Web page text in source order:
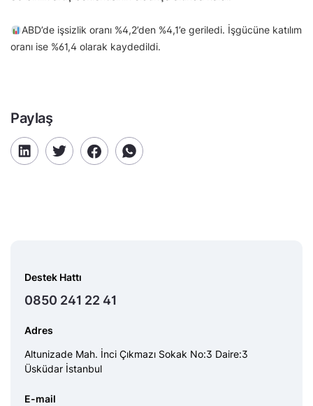
ABD’de işsizlik oranı %4,2’den %4,1’e geriledi. İşgücüne katılım
oranı ise %61,4 olarak kaydedildi.
Paylaş
Destek Hattı
0850 241 22 41
Adres
Altunizade Mah. İnci Çıkmazı Sokak No:3 Daire:3
Üsküdar İstanbul
E-mail